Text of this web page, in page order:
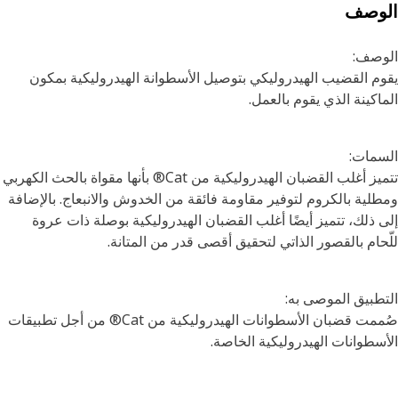
القضيب الهيدروليكي بتوصيل الأسطوانة الهيدروليكية بمكون
الذي يقوم بالعمل.
تتميز أغلب القضبان الهيدروليكية من Cat® بأنها مقواة بالحث الكهربي
بالكروم لتوفير مقاومة فائقة من الخدوش والانبعاج. بالإضافة
ذلك، تتميز أيضًا أغلب القضبان الهيدروليكية بوصلة ذات عروة
بالقصور الذاتي لتحقيق أقصى قدر من المتانة.
الموصى به:
صُممت قضبان الأسطوانات الهيدروليكية من Cat® من أجل تطبيقات
الهيدروليكية الخاصة.